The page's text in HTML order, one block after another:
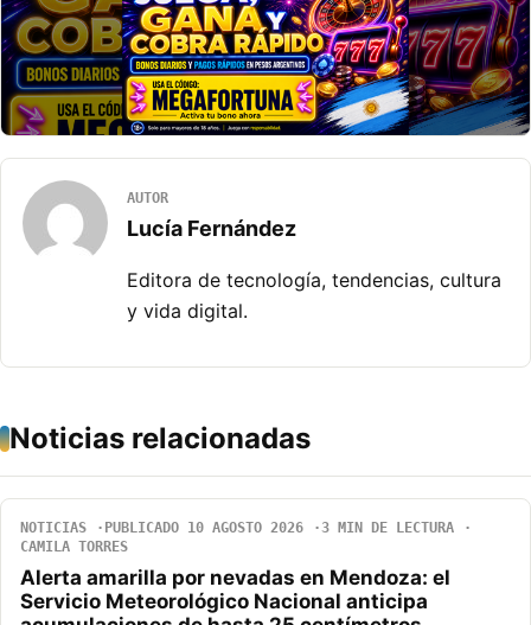
AUTOR
Lucía Fernández
Editora de tecnología, tendencias, cultura
y vida digital.
Noticias relacionadas
NOTICIAS PUBLICADO 10 AGOSTO 2026
3 MIN DE LECTURA
CAMILA TORRES
Alerta amarilla por nevadas en Mendoza: el
Servicio Meteorológico Nacional anticipa